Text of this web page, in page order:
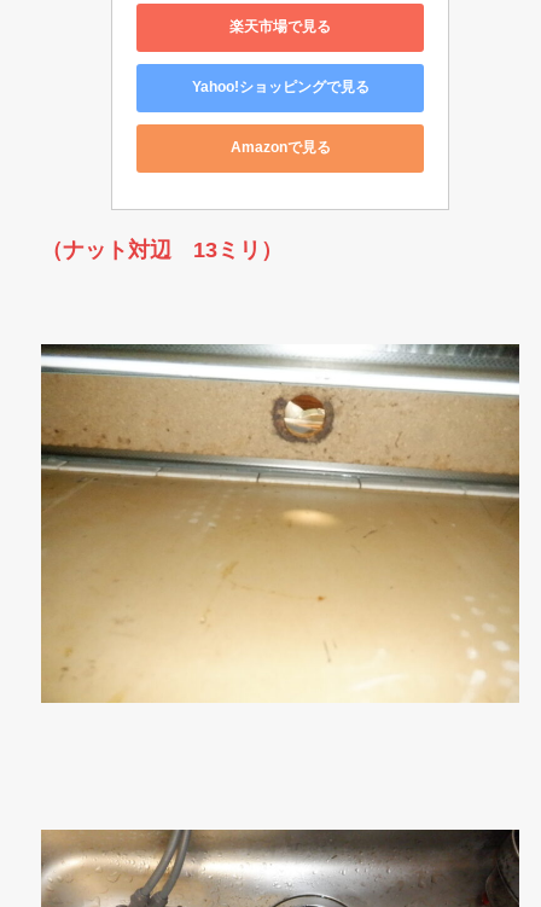
楽天市場で見る
Yahoo!ショッピングで見る
Amazonで見る
（ナット対辺 13ミリ）